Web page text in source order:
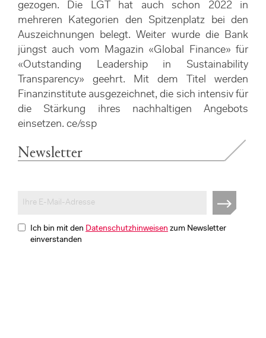
Newsletter
Ich bin mit den Datenschutzhinweisen zum Newsletter
einverstanden
gezogen. Die LGT hat auch schon 2022 in
mehreren Kategorien den Spitzenplatz bei den
Auszeichnungen belegt. Weiter wurde die Bank
jüngst auch vom Magazin «Global Finance» für
«Outstanding Leadership in Sustainability
Transparency» geehrt. Mit dem Titel werden
Finanzinstitute ausgezeichnet, die sich intensiv für
die Stärkung ihres nachhaltigen Angebots
einsetzen. ce/ssp